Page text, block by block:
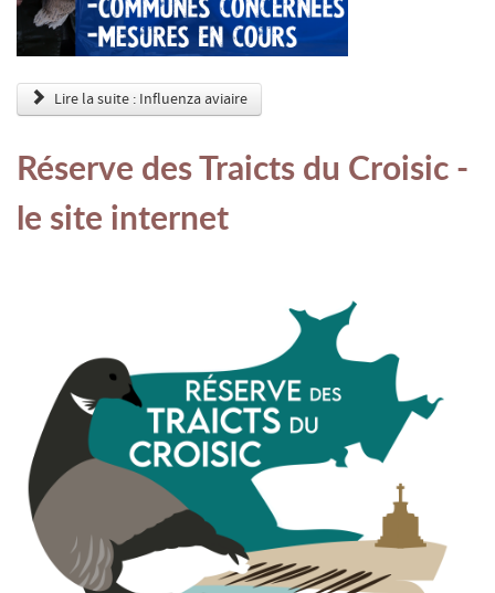
Lire la suite : Influenza aviaire
Réserve des Traicts du Croisic -
le site internet